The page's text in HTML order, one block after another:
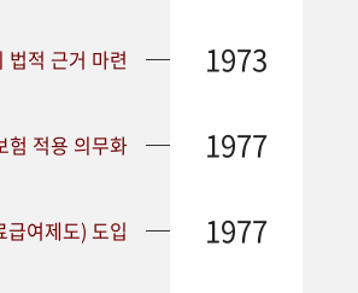
적 근거 마련 1973
험 적용 의무화 1977
여제도) 도입 1977